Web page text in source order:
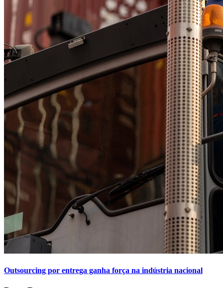
Outsourcing por entrega ganha força na indústria nacional